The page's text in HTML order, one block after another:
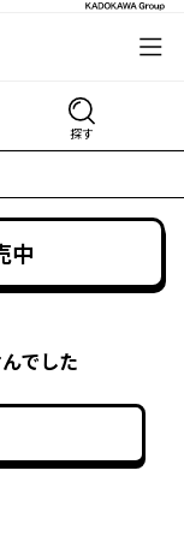
探す
中
でした